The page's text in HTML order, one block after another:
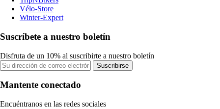
Vélo-Store
Winter-Expert
Suscríbete a nuestro boletín
Disfruta de un 10% al suscribirte a nuestro boletín
Suscribirse
Mantente conectado
Encuéntranos en las redes sociales